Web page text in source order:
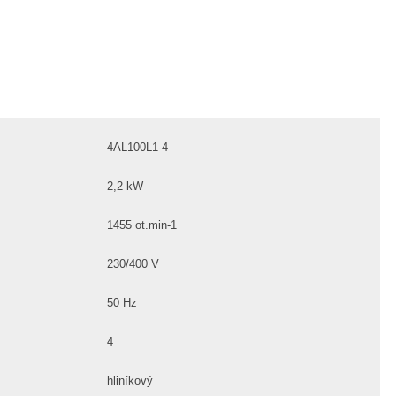
4AL100L1-4
2,2 kW
1455 ot.min-1
230/400 V
50 Hz
4
hliníkový